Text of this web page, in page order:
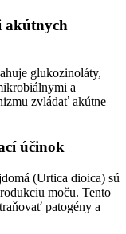
glukozinoláty,
a
zvládať akútne
účinok
(Urtica dioica) sú
moču. Tento
patogény a